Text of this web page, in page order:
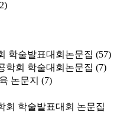
학술발표대회논문집 (57)
학회 학술대회논문집 (7)
논문지 (7)
회 학술발표대회 논문집